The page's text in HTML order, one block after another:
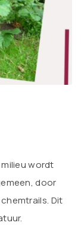
wordt
door
Dit